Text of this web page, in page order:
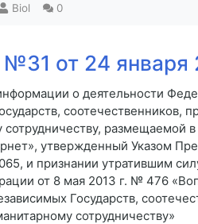
Biol 0
от 24 января
о деятельности
соотечественников,
размещаемой
утвержденный Указом
и признании утратившим
от 8 мая 2013 г. № 476
Государств,
сотрудничеству»